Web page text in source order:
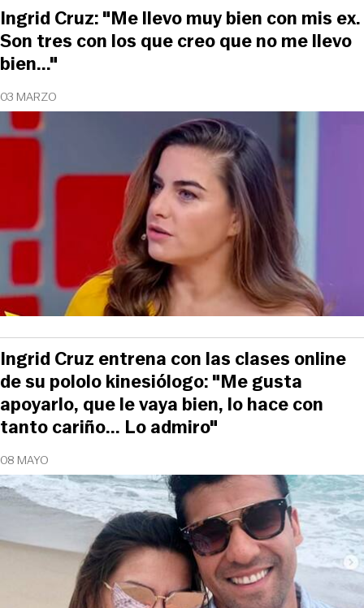
03 MARZO
Ingrid Cruz: "Me llevo muy bien con mis ex.
Son tres con los que creo que no me llevo
bien..."
08 MAYO
Ingrid Cruz entrena con las clases online
de su pololo kinesiólogo: "Me gusta
apoyarlo, que le vaya bien, lo hace con
tanto cariño... Lo admiro"